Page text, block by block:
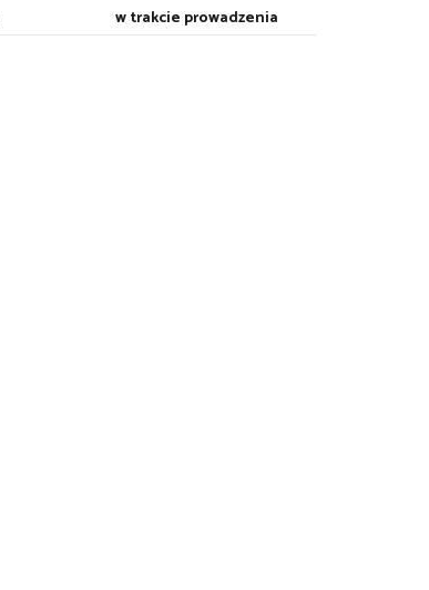
w trakcie prowadzenia